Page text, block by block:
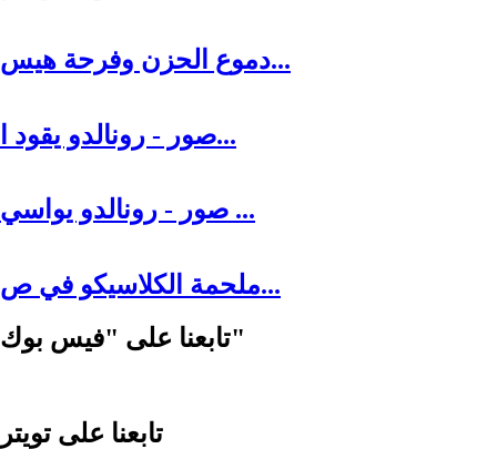
دموع الحزن وفرحة هيس...
صور - رونالدو يقود ا...
صور - رونالدو يواسي ...
ملحمة الكلاسيكو في ص...
تابعنا على "فيس بوك"
تابعنا على تويتر